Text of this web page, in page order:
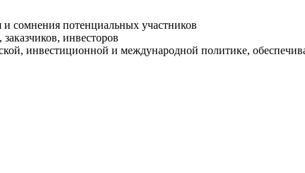
сомнения потенциальных участников
инвесторов
инвестиционной и международной политике,